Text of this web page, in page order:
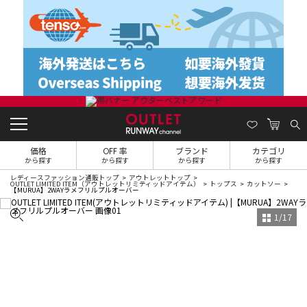
価格
から探す
OFF 率
から探す
ブランド
から探す
カテゴリ
から探す
レディースファッション通販トップ アウトレットトップ
OUTLET LIMITED ITEM（アウトレットリミティッドアイテム） トップス カットソー
【MURUA】2WAYラメフリルプルオーバー
1 /17